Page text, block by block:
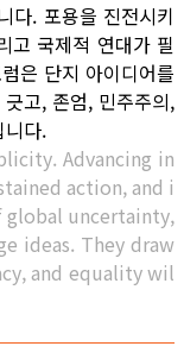
다. 포용을 진전시키
고 국제적 연대가 필
은 단지 아이디어를
고, 존엄, 민주주의,
니다.
Advancing in
action, and i
uncertainty,
ideas. They draw
and equality wil